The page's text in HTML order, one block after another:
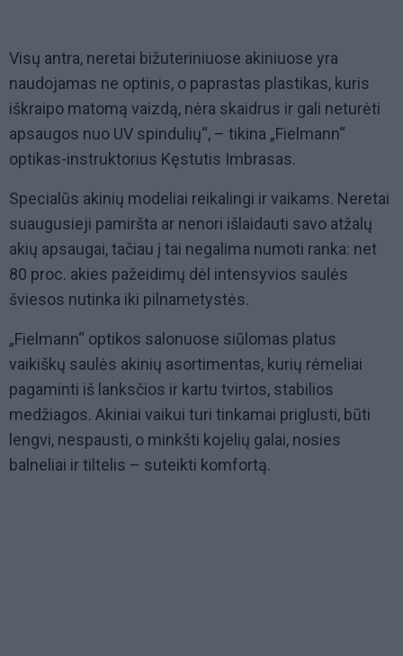
Visų antra, neretai bižuteriniuose akiniuose yra
naudojamas ne optinis, o paprastas plastikas, kuris
iškraipo matomą vaizdą, nėra skaidrus ir gali neturėti
apsaugos nuo UV spindulių“, – tikina „Fielmann“
optikas-instruktorius Kęstutis Imbrasas.
Specialūs akinių modeliai reikalingi ir vaikams. Neretai
suaugusieji pamiršta ar nenori išlaidauti savo atžalų
akių apsaugai, tačiau į tai negalima numoti ranka: net
80 proc. akies pažeidimų dėl intensyvios saulės
šviesos nutinka iki pilnametystės.
„Fielmann“ optikos salonuose siūlomas platus
vaikiškų saulės akinių asortimentas, kurių rėmeliai
pagaminti iš lanksčios ir kartu tvirtos, stabilios
medžiagos. Akiniai vaikui turi tinkamai priglusti, būti
lengvi, nespausti, o minkšti kojelių galai, nosies
balneliai ir tiltelis – suteikti komfortą.